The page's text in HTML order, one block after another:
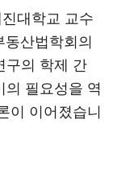
대학교 교수
산법학회의
구의 학제 간
의 필요성을 역
이 이어졌습니